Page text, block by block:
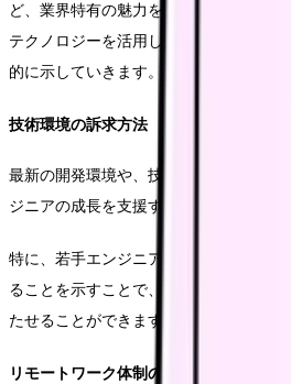
ど、業界特有の魅力を効果的に伝える
テクノロジーを活用した職場環境や、
的に示していきます。
技術環境の訴求方法
最新の開発環境や、技術研修の体制、
ジニアの成長を支援する具体的な取り組
特に、若手エンジニアが主体的に技術
ることを示すことで、技術志向の強い
たせることができます。
リモートワーク体制の表現